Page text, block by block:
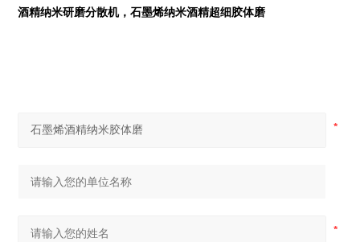
酒精纳米研磨分散机，石墨烯纳米酒精超细胶体磨